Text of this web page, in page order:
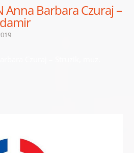
Anna Barbara Czuraj –